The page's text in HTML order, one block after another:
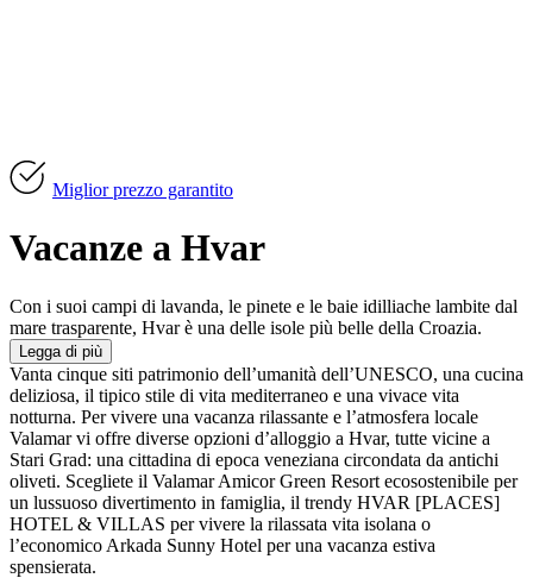
Miglior prezzo garantito
Vacanze a Hvar
Con i suoi campi di lavanda, le pinete e le baie idilliache lambite dal
mare trasparente, Hvar è una delle isole più belle della Croazia.
Legga di più
Vanta cinque siti patrimonio dell’umanità dell’UNESCO, una cucina
deliziosa, il tipico stile di vita mediterraneo e una vivace vita
notturna. Per vivere una vacanza rilassante e l’atmosfera locale
Valamar vi offre diverse opzioni d’alloggio a Hvar, tutte vicine a
Stari Grad: una cittadina di epoca veneziana circondata da antichi
oliveti. Scegliete il Valamar Amicor Green Resort ecosostenibile per
un lussuoso divertimento in famiglia, il trendy HVAR [PLACES]
HOTEL & VILLAS per vivere la rilassata vita isolana o
l’economico Arkada Sunny Hotel per una vacanza estiva
spensierata.